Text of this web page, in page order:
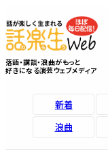
落語・講談・浪曲がもっと
好きになる演芸ウェブメディア
新着
浪曲